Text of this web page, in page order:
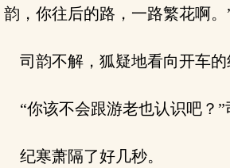
韵，你往后的路，一路繁花啊。
司韵不解，狐疑地看向开车的
“你该不会跟游老也认识吧？”
纪寒萧隔了好几秒。